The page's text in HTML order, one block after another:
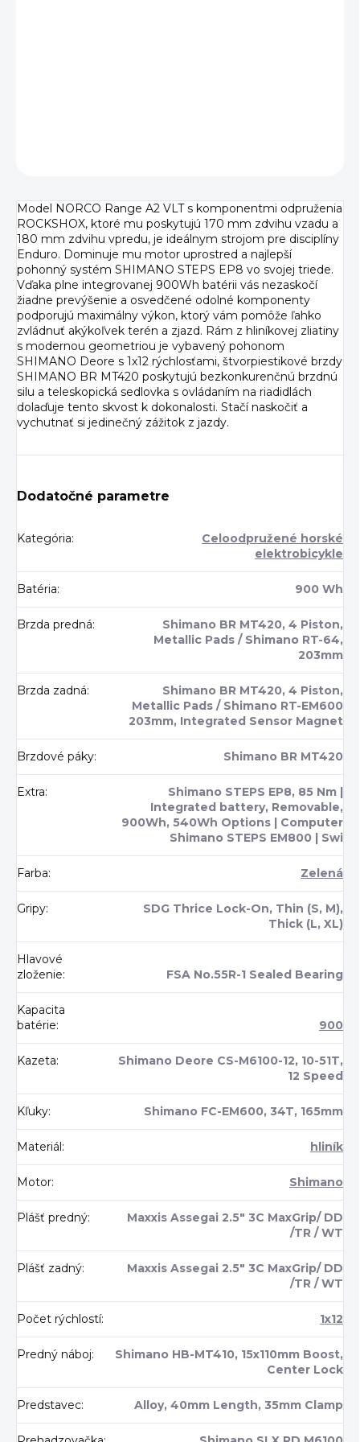
Model NORCO Range A2 VLT s komponentmi odpruženia
ROCKSHOX, ktoré mu poskytujú 170 mm zdvihu vzadu a
180 mm zdvihu vpredu, je ideálnym strojom pre disciplíny
Enduro. Dominuje mu motor uprostred a najlepší
pohonný systém SHIMANO STEPS EP8 vo svojej triede.
Vďaka plne integrovanej 900Wh batérii vás nezaskočí
žiadne prevýšenie a osvedčené odolné komponenty
podporujú maximálny výkon, ktorý vám pomôže ľahko
zvládnuť akýkoľvek terén a zjazd. Rám z hliníkovej zliatiny
s modernou geometriou je vybavený pohonom
SHIMANO Deore s 1x12 rýchlosťami, štvorpiestikové brzdy
SHIMANO BR MT420 poskytujú bezkonkurenčnú brzdnú
silu a teleskopická sedlovka s ovládaním na riadidlách
dolaďuje tento skvost k dokonalosti. Stačí naskočiť a
vychutnať si jedinečný zážitok z jazdy.
Dodatočné parametre
Kategória:
Celoodpružené horské
elektrobicykle
Batéria: 900 Wh
Brzda predná:
Shimano BR MT420, 4 Piston,
Metallic Pads / Shimano RT-64,
203mm
Brzda zadná:
Shimano BR MT420, 4 Piston,
Metallic Pads / Shimano RT-EM600
203mm, Integrated Sensor Magnet
Brzdové páky: Shimano BR MT420
Extra:
Shimano STEPS EP8, 85 Nm |
Integrated battery, Removable,
900Wh, 540Wh Options | Computer
Shimano STEPS EM800 | Swi
Farba: Zelená
Gripy:
SDG Thrice Lock-On, Thin (S, M),
Thick (L, XL)
Hlavové
zloženie: FSA No.55R-1 Sealed Bearing
Kapacita
batérie: 900
Kazeta:
Shimano Deore CS-M6100-12, 10-51T,
12 Speed
Kľuky: Shimano FC-EM600, 34T, 165mm
Materiál : hliník
Motor: Shimano
Plášť predný:
Maxxis Assegai 2.5" 3C MaxGrip/ DD
/TR / WT
Plášť zadný:
Maxxis Assegai 2.5" 3C MaxGrip/ DD
/TR / WT
Počet rýchlostí: 1x12
Predný náboj:
Shimano HB-MT410, 15x110mm Boost,
Center Lock
Predstavec: Alloy, 40mm Length, 35mm Clamp